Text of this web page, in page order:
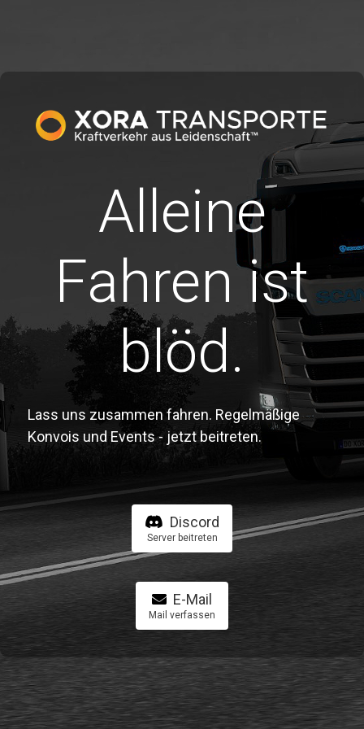
Alleine
Fahren ist
blöd.
Lass uns zusammen fahren. Regelmäßige
Konvois und Events - jetzt beitreten.
Discord
Server beitreten
E-Mail
Mail verfassen